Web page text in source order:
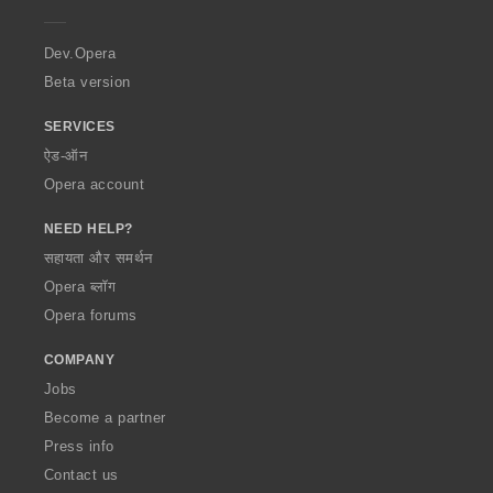
a
Dev.Opera
Beta version
SERVICES
ऐड-ऑन
Opera account
NEED HELP?
सहायता और समर्थन
Opera ब्लॉग
Opera forums
COMPANY
Jobs
Become a partner
Press info
Contact us